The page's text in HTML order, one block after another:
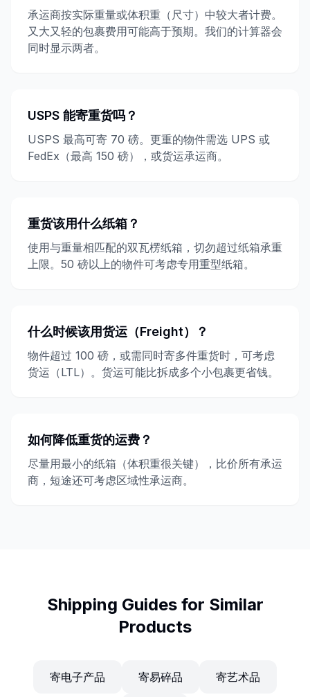
承运商按实际重量或体积重（尺寸）中较大者计费。
又大又轻的包裹费用可能高于预期。我们的计算器会
同时显示两者。
USPS 能寄重货吗？
USPS 最高可寄 70 磅。更重的物件需选 UPS 或
FedEx（最高 150 磅），或货运承运商。
重货该用什么纸箱？
使用与重量相匹配的双瓦楞纸箱，切勿超过纸箱承重
上限。50 磅以上的物件可考虑专用重型纸箱。
什么时候该用货运（Freight）？
物件超过 100 磅，或需同时寄多件重货时，可考虑
货运（LTL）。货运可能比拆成多个小包裹更省钱。
如何降低重货的运费？
尽量用最小的纸箱（体积重很关键），比价所有承运
商，短途还可考虑区域性承运商。
Shipping Guides for Similar
Products
寄电子产品 寄易碎品 寄艺术品